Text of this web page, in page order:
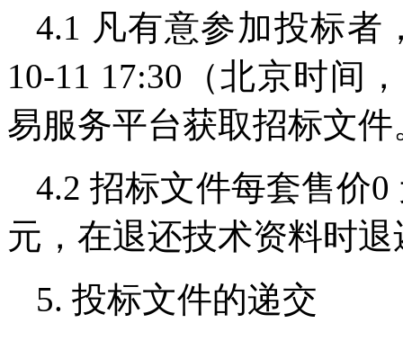
4.1 凡有意参加投标者
10-11 17:30（北京时间
易服务平台获取招标文件
4.2 招标文件每套售价
元，在退还技术资料时
5. 投标文件的递交